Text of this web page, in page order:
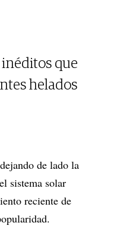
que
helados
de lado la
sistema solar
reciente de